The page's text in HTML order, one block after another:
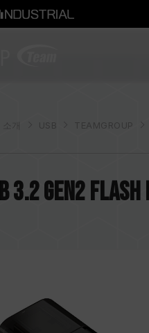
개 USB
3.2 Gen2 FLASH